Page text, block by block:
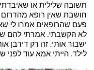
תשובה שלילית או
חושבת שאין רופא מהדרום
פעם שהרופאים אמרו לי
לא הקשבתי. אמרתי להם
ישבור אותי. זה רק דירבן
לילד. הייתי אמא עוד לפני